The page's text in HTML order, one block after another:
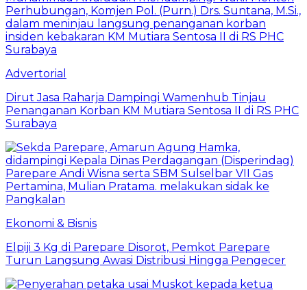
Advertorial
Dirut Jasa Raharja Dampingi Wamenhub Tinjau
Penanganan Korban KM Mutiara Sentosa II di RS PHC
Surabaya
Ekonomi & Bisnis
Elpiji 3 Kg di Parepare Disorot, Pemkot Parepare
Turun Langsung Awasi Distribusi Hingga Pengecer